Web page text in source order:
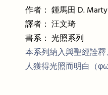
作者： 鍾馬田 D.
譯者： 汪文琦
書系： 光照系列
本系列納入與聖經詮
人獲得光照而明白（